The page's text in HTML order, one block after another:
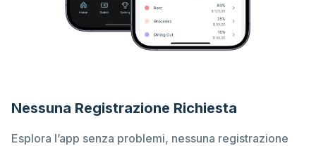
Nessuna Registrazione Richiesta
Esplora l’app senza problemi, nessuna registrazione